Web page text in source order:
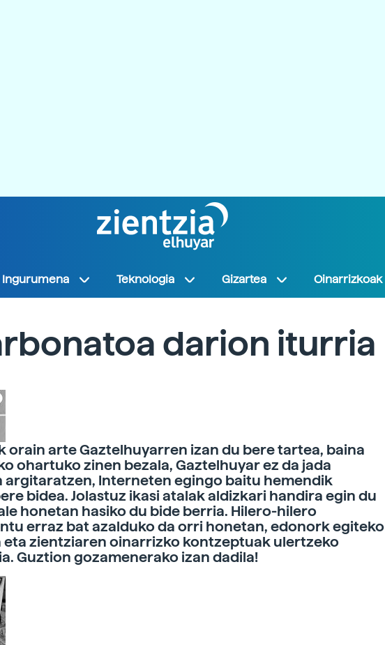
Ingurumena Teknologia Gizartea Oinarrizkoak
darion iturria
orain arte Gaztelhuyarren izan du bere tartea, baina
ohartuko zinen bezala, Gaztelhuyar ez da jada
argitaratzen, Interneten egingo baitu hemendik
bidea. Jolastuz ikasi atalak aldizkari handira egin du
honetan hasiko du bide berria. Hilero-hilero
erraz bat azalduko da orri honetan, edonork egiteko
eta zientziaren oinarrizko kontzeptuak ulertzeko
Guztion gozamenerako izan dadila!